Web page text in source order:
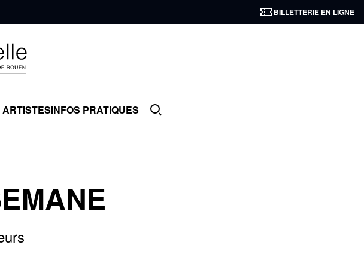
BILLETTERIE EN LIGNE
INFOS PRATIQUES